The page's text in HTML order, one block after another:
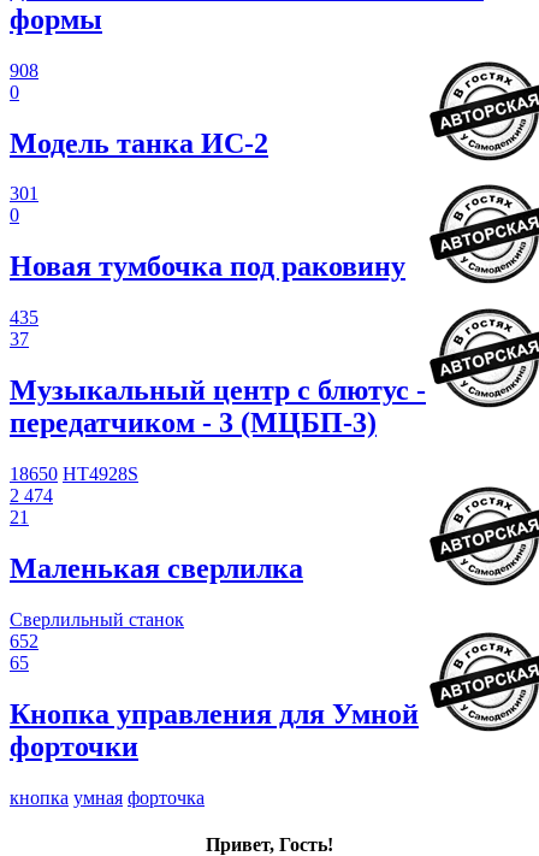
формы
908
0
Модель танка ИС-2
301
0
Новая тумбочка под раковину
435
37
Музыкальный центр с блютус -
передатчиком - 3 (МЦБП-3)
18650 HT4928S
2 474
21
Маленькая сверлилка
Сверлильный станок
652
65
Кнопка управления для Умной
форточки
кнопка умная форточка
Привет, Гость!